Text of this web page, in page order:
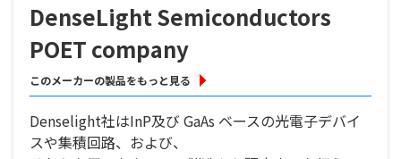
DenseLight Semiconductors
POET company
このメーカーの製品をもっと見る
Denselight社はInP及び GaAs ベースの光電子デバイ
スや集積回路、および、